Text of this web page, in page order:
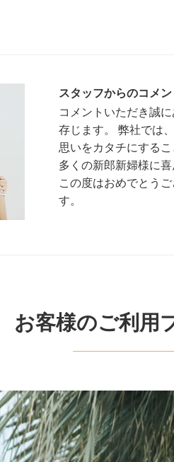
スタッフからのコメン
コメントいただき誠
存じます。 弊社では
思いをカタチにする
多くの新郎新婦様に
この度はおめでとう
す。
お客様のご利用